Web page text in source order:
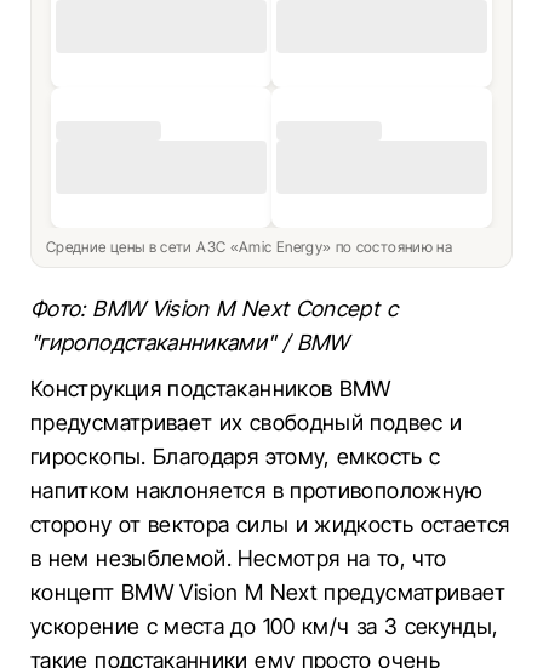
Средние цены в сети АЗС «Amic Energy» по состоянию на
Фото: BMW Vision M Next Concept с
"гироподстаканниками" / BMW
Конструкция подстаканников BMW
предусматривает их свободный подвес и
гироскопы. Благодаря этому, емкость с
напитком наклоняется в противоположную
сторону от вектора силы и жидкость остается
в нем незыблемой. Несмотря на то, что
концепт BMW Vision M Next предусматривает
ускорение с места до 100 км/ч за 3 секунды,
такие подстаканники ему просто очень